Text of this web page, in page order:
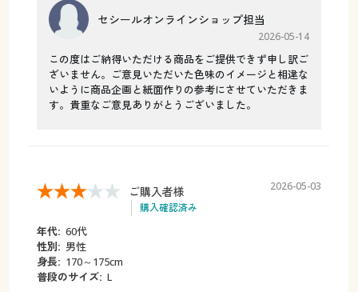
セシールオンラインショップ担当
2026-05-14
この度はご納得いただける商品をご提供できず申し訳ご
ざいません。ご意見いただいた色味のイメージと相違な
いように商品企画と紙面作りの参考にさせていただきま
す。貴重なご意見ありがとうございました。
ご購入者様
購入確認済み
2026-05-03
年代: 60代
性別: 男性
身長: 170～175cm
普段のサイズ: L